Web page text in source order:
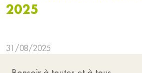
2025
31/08/2025